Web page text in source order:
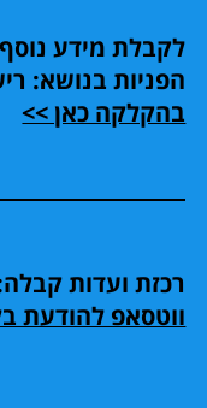
לקבלת מידע
הפניות בנושא:
בהקלקה כאן >>
רכזת ועדות
ווטסאפ להודעת